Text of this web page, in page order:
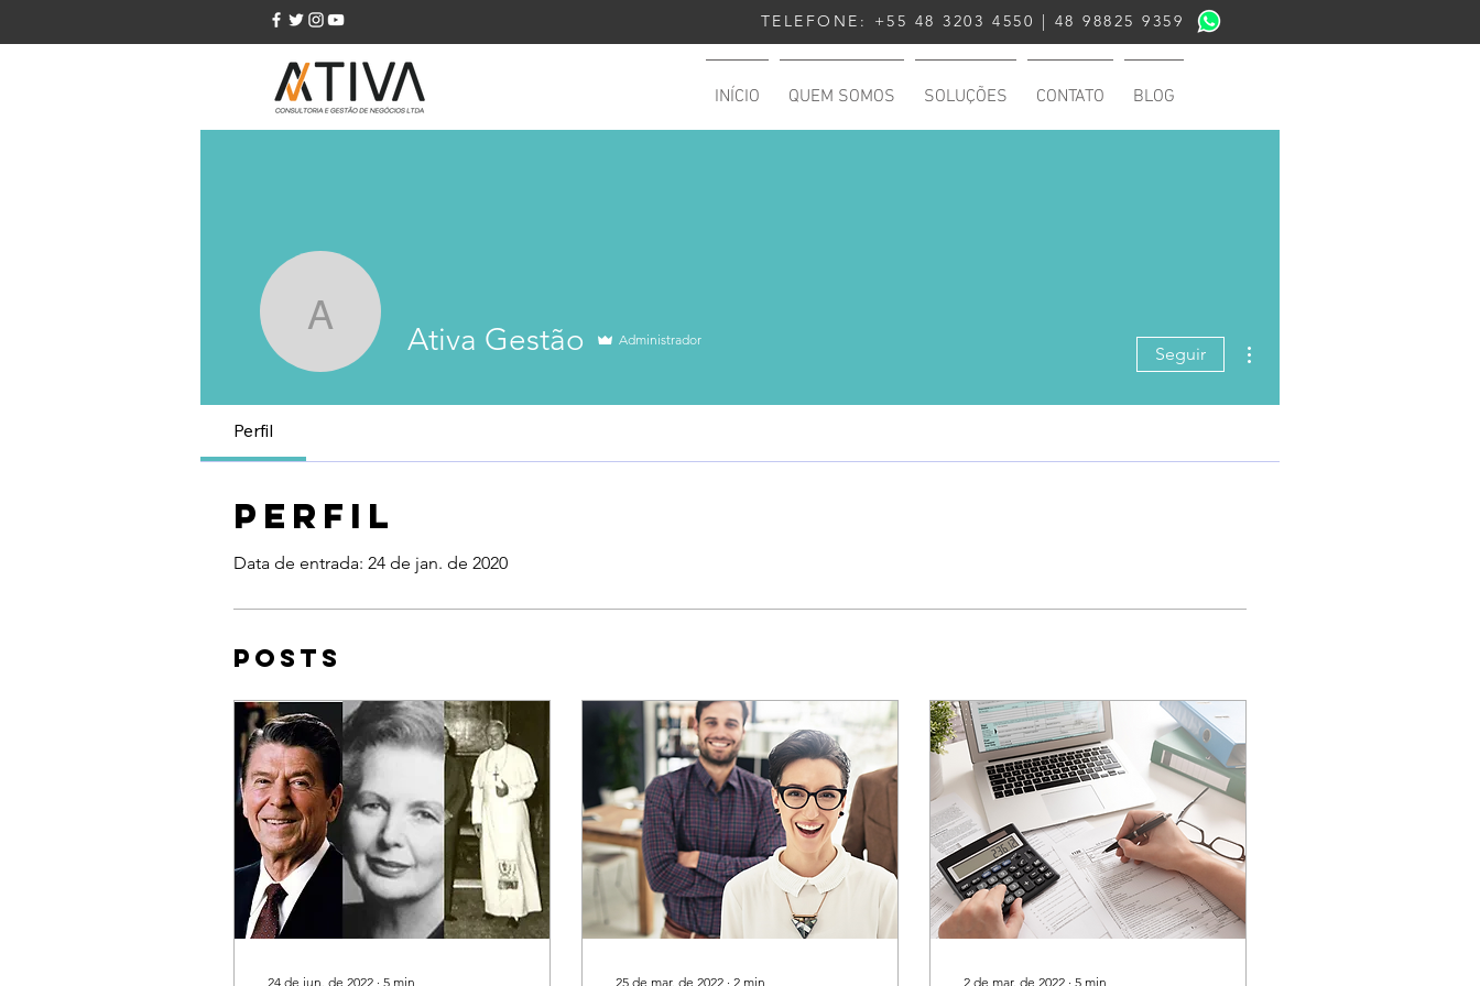
TELEFONE: +55 48 3203 4550 | 48 98825 9359
INÍCIO QUEM SOMOS SOLUÇÕES CONTATO BLOG
Ativa Gestão
Ativa Gestão Administrador
Seguir
Perfil
Perfil
Data de entrada: 24 de jan. de 2020
Posts
24 de jun. de 2022 ∙ 5 min 25 de mar. de 2022 ∙ 2 min 2 de mar. de 2022 ∙ 5 min